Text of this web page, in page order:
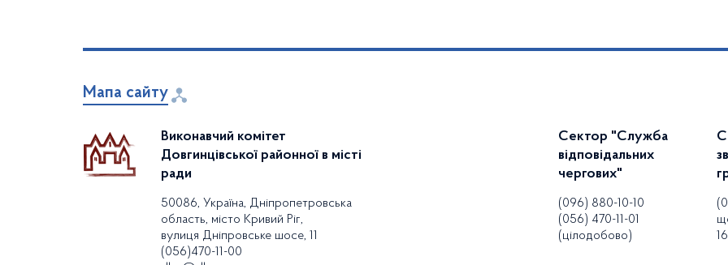
Мапа сайту
Виконавчий комітет
Довгинцівської районної в місті
ради
50086, Україна, Дніпропетровська
область, місто Кривий Ріг,
вулиця Дніпровське шосе, 11
(056)470-11-00
Сектор "Служба
відповідальних
чергових"
(096) 880-10-10
(056) 470-11-01
(цілодобово)